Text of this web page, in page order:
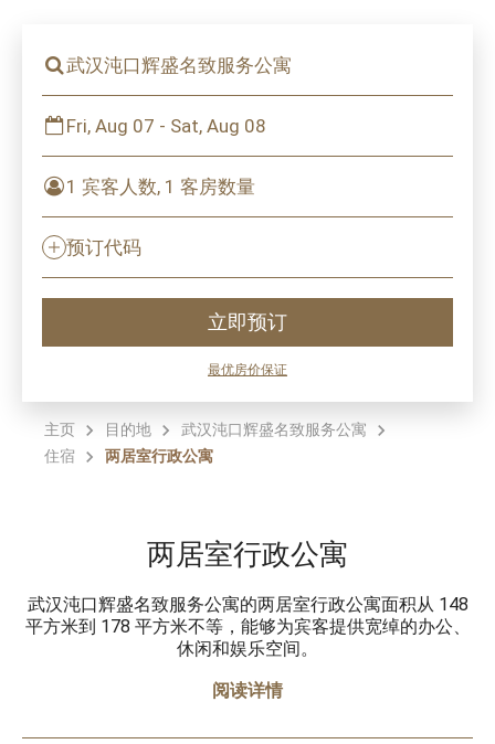
武汉沌口辉盛名致服务公寓
Fri, Aug 07 - Sat, Aug 08
1 宾客人数, 1 客房数量
预订代码
立即预订
最优房价保证
主页 目的地
武汉沌口辉盛名致服务公寓
住宿
两居室行政公寓
两居室行政公寓
武汉沌口辉盛名致服务公寓的两居室行政公寓面积从 148
平方米到 178 平方米不等，能够为宾客提供宽绰的办公、
休闲和娱乐空间。
阅读详情